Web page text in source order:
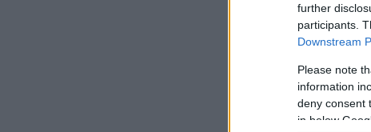
further
participants.
Downstream
Please note
information
deny consent
in below